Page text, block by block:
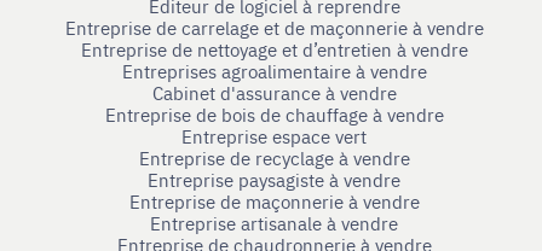
Editeur de logiciel à reprendre
Entreprise de carrelage et de maçonnerie à vendre
Entreprise de nettoyage et d’entretien à vendre
Entreprises agroalimentaire à vendre
Cabinet d'assurance à vendre
Entreprise de bois de chauffage à vendre
Entreprise espace vert
Entreprise de recyclage à vendre
Entreprise paysagiste à vendre
Entreprise de maçonnerie à vendre
Entreprise artisanale à vendre
Entreprise de chaudronnerie à vendre